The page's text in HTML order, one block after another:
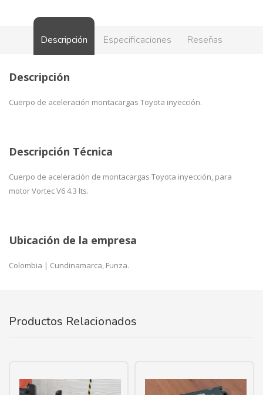
Descripción Especificaciones Reseñas
Descripción
Cuerpo de aceleración montacargas Toyota inyección.
Descripción Técnica
Cuerpo de aceleración de montacargas Toyota inyección, para
motor Vortec V6 4.3 lts.
Ubicación de la empresa
Colombia | Cundinamarca, Funza.
Productos Relacionados